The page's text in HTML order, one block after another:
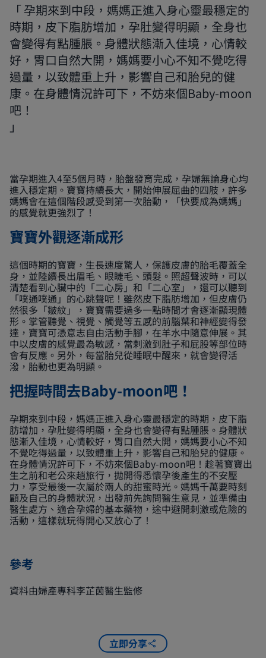
孕期來到中段，媽媽正進入身心靈最穩定的
時期，皮下脂肪增加，孕肚變得明顯，全身也
會變得有點腫脹。身體狀態漸入佳境，心情較
好，胃口自然大開，媽媽要小心不知不覺吃得
過量，以致體重上升，影響自己和胎兒的健
康。在身體情況許可下，不妨來個Baby-moon
吧！
當孕期進入4至5個月時，胎盤發育完成，孕婦無論身心均
進入穩定期。寶寶持續長大，開始伸展屈曲的四肢，許多
媽媽會在這個階段感受到第一次胎動，「快要成為媽媽」
的感覺就更強烈了！
寶寶外觀逐漸成形
這個時期的寶寶，生長速度驚人，保護皮膚的胎毛覆蓋全
身，並陸續長出眉毛、眼睫毛、頭髮。照超聲波時，可以
清楚看到心臟中的「二心房」和「二心室」，還可以聽到
「噗通噗通」的心跳聲呢！雖然皮下脂肪增加，但皮膚仍
然很多「皺紋」，寶寶需要過多一點時間才會逐漸顯現體
形。掌管聽覺、視覺、觸覺等五感的前腦葉和神經變得發
達，寶寶可憑意志自由活動手腳，在羊水中隨意伸展。其
中以皮膚的感覺最為敏感，當刺激到肚子和屁股等部位時
會有反應。另外，每當胎兒從睡眠中醒來，就會變得活
潑，胎動也更為明顯。
把握時間去Baby-moon吧！
孕期來到中段，媽媽正進入身心靈最穩定的時期，皮下脂
肪增加，孕肚變得明顯，全身也會變得有點腫脹。身體狀
態漸入佳境，心情較好，胃口自然大開，媽媽要小心不知
不覺吃得過量，以致體重上升，影響自己和胎兒的健康。
在身體情況許可下，不妨來個Baby-moon吧！趁著寶寶出
生之前和老公來趟旅行，拋開得悉懷孕後產生的不安壓
力，享受最後一次屬於兩人的甜蜜時光。媽媽千萬要時刻
顧及自己的身體狀況，出發前先詢問醫生意見，並準備由
醫生處方、適合孕婦的基本藥物，途中避開刺激或危險的
活動，這樣就玩得開心又放心了！
參考
資料由婦產專科李芷茵醫生監修
立即分享